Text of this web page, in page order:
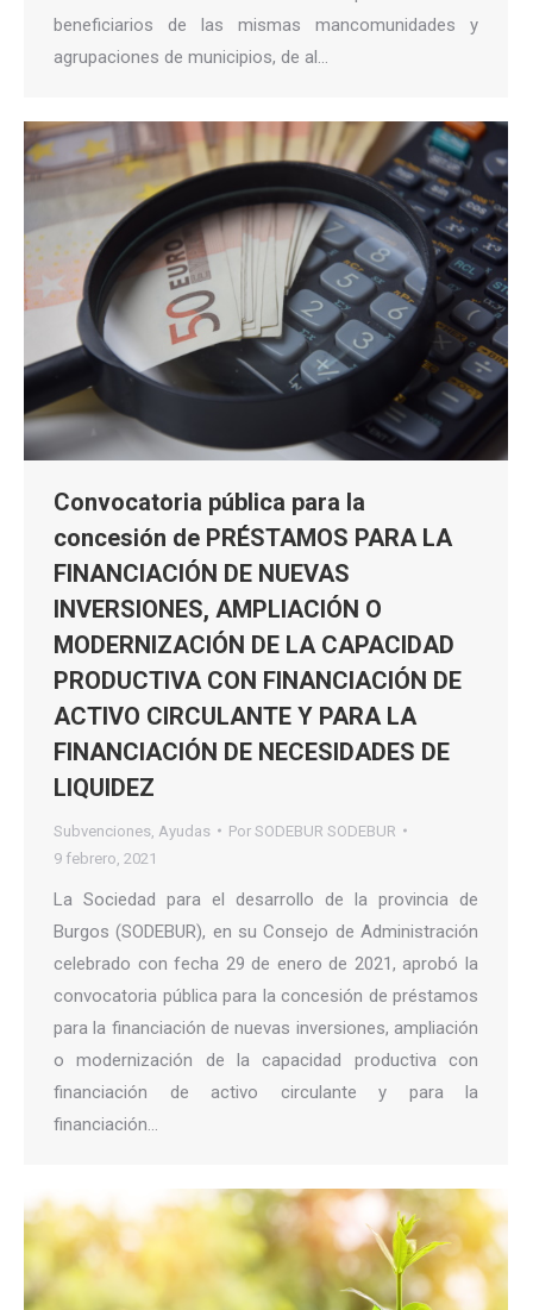
beneficiarios de las mismas mancomunidades y
agrupaciones de municipios, de al…
Convocatoria pública para la
concesión de PRÉSTAMOS PARA LA
FINANCIACIÓN DE NUEVAS
INVERSIONES, AMPLIACIÓN O
MODERNIZACIÓN DE LA CAPACIDAD
PRODUCTIVA CON FINANCIACIÓN DE
ACTIVO CIRCULANTE Y PARA LA
FINANCIACIÓN DE NECESIDADES DE
LIQUIDEZ
Subvenciones Ayudas Por SODEBUR SODEBUR
9 febrero, 2021
La Sociedad para el desarrollo de la provincia de
Burgos (SODEBUR), en su Consejo de Administración
celebrado con fecha 29 de enero de 2021, aprobó la
convocatoria pública para la concesión de préstamos
para la financiación de nuevas inversiones, ampliación
o modernización de la capacidad productiva con
financiación de activo circulante y para la
financiación…